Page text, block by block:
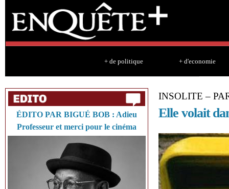
+ de politique + d'economie
ÉDITO PAR BIGUÉ BOB : Adieu
Professeur et merci pour le cinéma
INSOLITE –
Elle volait